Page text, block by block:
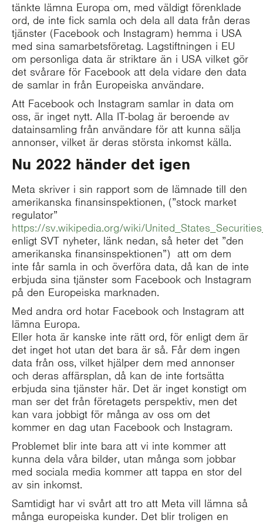
tänkte lämna Europa om, med väldigt förenklade
ord, de inte fick samla och dela all data från deras
tjänster (Facebook och Instagram) hemma i USA
med sina samarbetsföretag. Lagstiftningen i EU
om personliga data är striktare än i USA vilket gör
det svårare för Facebook att dela vidare den data
de samlar in från Europeiska användare.
Att Facebook och Instagram samlar in data om
oss, är inget nytt. Alla IT-bolag är beroende av
datainsamling från användare för att kunna sälja
annonser, vilket är deras största inkomst källa.
Nu 2022 händer det igen
Meta skriver i sin rapport som de lämnade till den
amerikanska finansinspektionen, (”stock market
regulator”
https://sv.wikipedia.org/wiki/
enligt SVT nyheter, länk nedan, så heter det ”den
amerikanska finansinspektionen”) att om dem
inte får samla in och överföra data, då kan de inte
erbjuda sina tjänster som Facebook och Instagram
på den Europeiska marknaden.
Med andra ord hotar Facebook och Instagram att
lämna Europa.
Eller hota är kanske inte rätt ord, för enligt dem är
det inget hot utan det bara är så. Får dem ingen
data från oss, vilket hjälper dem med annonser
och deras affärsplan, då kan de inte fortsätta
erbjuda sina tjänster här. Det är inget konstigt om
man ser det från företagets perspektiv, men det
kan vara jobbigt för många av oss om det
kommer en dag utan Facebook och Instagram.
Problemet blir inte bara att vi inte kommer att
kunna dela våra bilder, utan många som jobbar
med sociala media kommer att tappa en stor del
av sin inkomst.
Samtidigt har vi svårt att tro att Meta vill lämna så
många europeiska kunder. Det blir troligen en